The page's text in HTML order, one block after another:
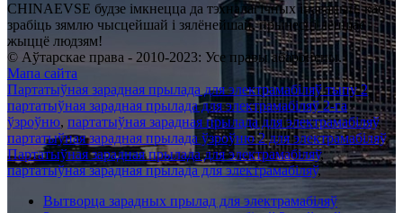
CHINAEVSE будзе імкнецца да тэхналагічных інавацый, каб
зрабіць зямлю чысцейшай і зялёнейшай, прынесці лепшае
жыццё людзям!
© Аўтарскае права - 2010-2023: Усе правы абаронены.
Мапа сайта
Партатыўная зарадная прылада для электрамабіляў тыпу 2,
партатыўная зарадная прылада для электрамабіляў 2-га
ўзроўню, партатыўная зарадная прылада для электрамабіляў,
партатыўная зарадная прылада ўзроўню 2 для электрамабіляў,
Партатыўная зарадная прылада для электрамабіляў,
партатыўная зарадная прылада для электрамабіляў,
Вытворца зарадных прылад для электрамабіляў